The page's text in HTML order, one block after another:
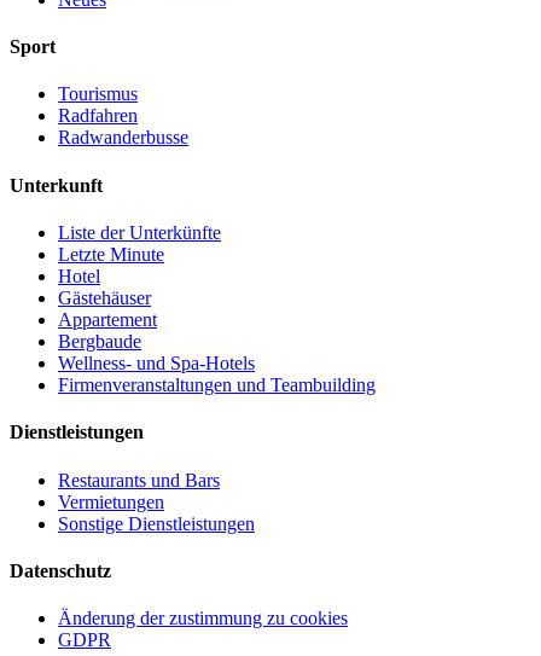
Sport
Tourismus
Radfahren
Radwanderbusse
Unterkunft
Liste der Unterkünfte
Letzte Minute
Hotel
Gästehäuser
Appartement
Bergbaude
Wellness- und Spa-Hotels
Firmenveranstaltungen und Teambuilding
Dienstleistungen
Restaurants und Bars
Vermietungen
Sonstige Dienstleistungen
Datenschutz
Änderung der zustimmung zu cookies
GDPR